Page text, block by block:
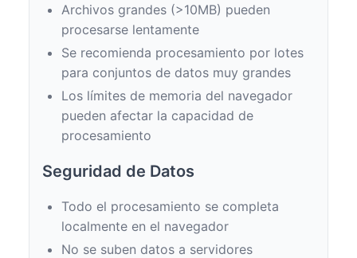
Archivos grandes (>10MB) pueden
procesarse lentamente
Se recomienda procesamiento por lotes
para conjuntos de datos muy grandes
Los límites de memoria del navegador
pueden afectar la capacidad de
procesamiento
Seguridad de Datos
Todo el procesamiento se completa
localmente en el navegador
No se suben datos a servidores